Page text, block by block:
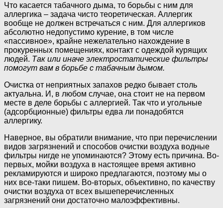
Что касается табачного дыма, то борьбы с ним для
аллергика – задача чисто теоретическая. Аллергик
вообще не должен встречаться с ним. Для аллергиков
абсолютно недопустимо курение, в том числе
«пассивное», крайне нежелательно нахождение в
прокуренных помещениях, контакт с одеждой курящих
людей. Так или иначе электростатические фильтры
помогут вам в борьбе с табачным дымом.
Очистка от неприятных запахов редко бывает столь
актуальна. И, в любом случае, она стоит не на первом
месте в деле борьбы с аллергией. Так что и угольные
(адсорбционные) фильтры едва ли понадобятся
аллергику.
Наверное, вы обратили внимание, что при перечислении
видов загрязнений и способов очистки воздуха водные
фильтры нигде не упоминаются? Этому есть причина. Во-
первых, мойки воздуха в настоящее время активно
рекламируются и широко предлагаются, поэтому мы о
них все-таки пишем. Во-вторых, объективно, по качеству
очистки воздуха от всех вышеперечисленных
загрязнений они достаточно малоэффективны.